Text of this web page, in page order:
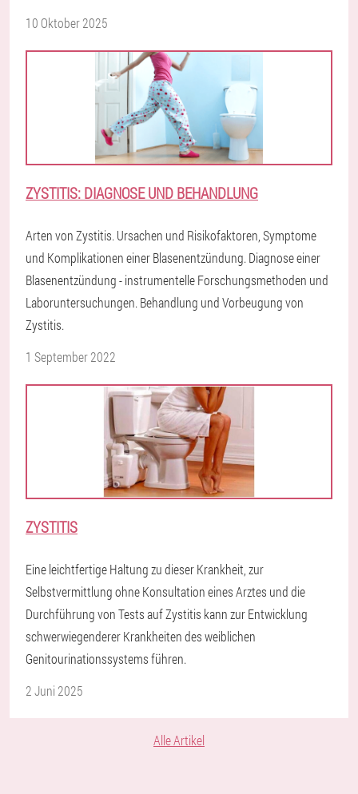
10 Oktober 2025
ZYSTITIS: DIAGNOSE UND BEHANDLUNG
Arten von Zystitis. Ursachen und Risikofaktoren, Symptome
und Komplikationen einer Blasenentzündung. Diagnose einer
Blasenentzündung - instrumentelle Forschungsmethoden und
Laboruntersuchungen. Behandlung und Vorbeugung von
Zystitis.
1 September 2022
ZYSTITIS
Eine leichtfertige Haltung zu dieser Krankheit, zur
Selbstvermittlung ohne Konsultation eines Arztes und die
Durchführung von Tests auf Zystitis kann zur Entwicklung
schwerwiegenderer Krankheiten des weiblichen
Genitourinationssystems führen.
2 Juni 2025
Alle Artikel